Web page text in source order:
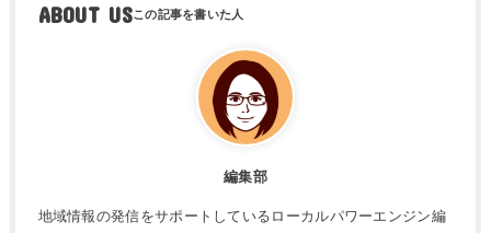
ABOUT US
編集部
地域情報の発信をサポートしているローカルパワーエンジン編